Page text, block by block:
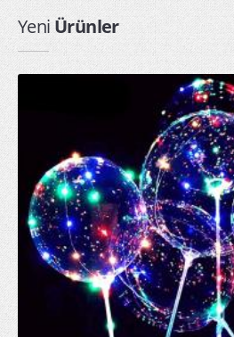
Parti Gözlükleri
Parti Kanatları
Parti Taçları
Peçeteler
pon pon ponpon gösteri ponponu
uğur böceği kanadı
GLOW ÜRÜNLER
YeniÜrünler